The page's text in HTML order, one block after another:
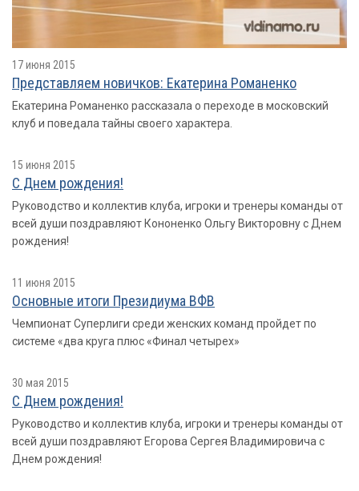
17 июня 2015
Представляем новичков: Екатерина Романенко
Екатерина Романенко рассказала о переходе в московский
клуб и поведала тайны своего характера.
15 июня 2015
С Днем рождения!
Руководство и коллектив клуба, игроки и тренеры команды от
всей души поздравляют Кононенко Ольгу Викторовну с Днем
рождения!
11 июня 2015
Основные итоги Президиума ВФВ
Чемпионат Суперлиги среди женских команд пройдет по
системе «два круга плюс «Финал четырех»
30 мая 2015
С Днем рождения!
Руководство и коллектив клуба, игроки и тренеры команды от
всей души поздравляют Егорова Сергея Владимировича с
Днем рождения!